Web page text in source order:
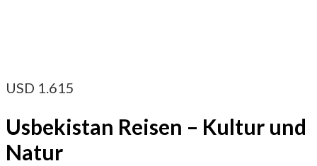
USD 1.615
Usbekistan Reisen – Kultur und
Natur